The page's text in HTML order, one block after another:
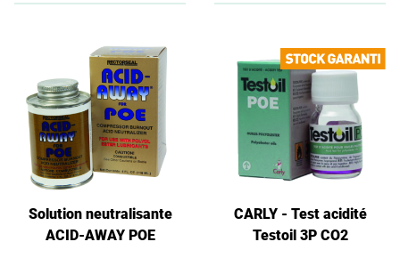
Solution neutralisante
ACID-AWAY POE
CARLY - Test acidité
Testoil 3P CO2